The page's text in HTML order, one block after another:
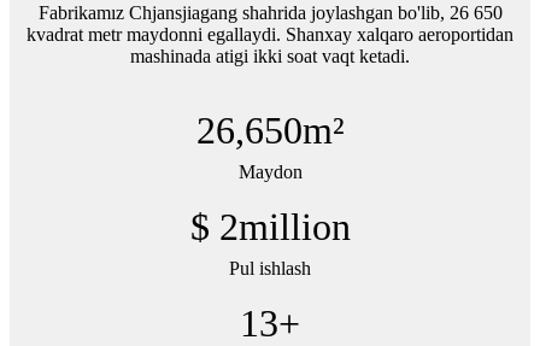
Fabrikamız Chjansjiagang shahrida joylashgan bo'lib, 26 650
kvadrat metr maydonni egallaydi. Shanxay xalqaro aeroportidan
mashinada atigi ikki soat vaqt ketadi.
26,650m²
Maydon
$ 2million
Pul ishlash
13+